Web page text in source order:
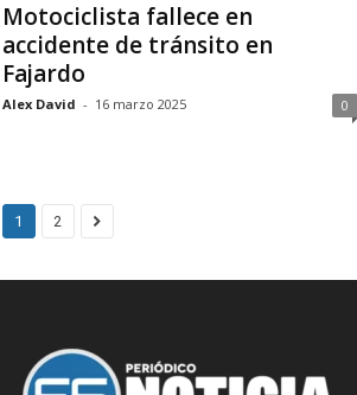
Motociclista fallece en
accidente de tránsito en
Fajardo
Alex David - 16 marzo 2025 0
1 2